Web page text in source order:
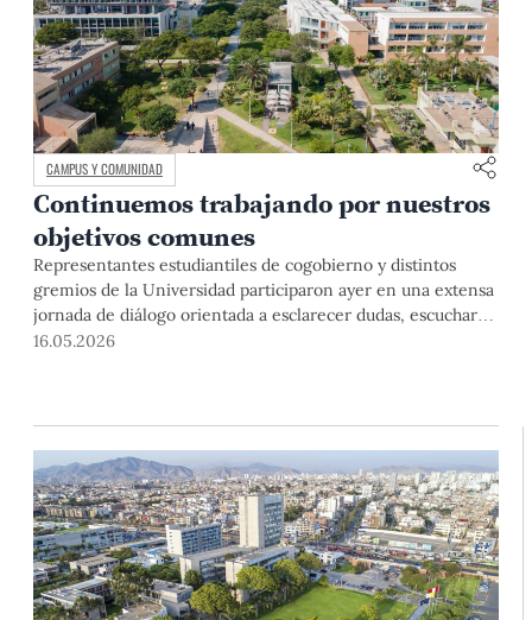
CAMPUS Y COMUNIDAD
Continuemos trabajando por nuestros
objetivos comunes
Representantes estudiantiles de cogobierno y distintos
gremios de la Universidad participaron ayer en una extensa
jornada de diálogo orientada a esclarecer dudas, escuchar
preocupaciones, recoger aportes y buscar puntos de
16.05.2026